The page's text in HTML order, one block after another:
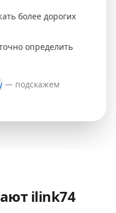
более дорогих
определить
— подскажем
ilink74